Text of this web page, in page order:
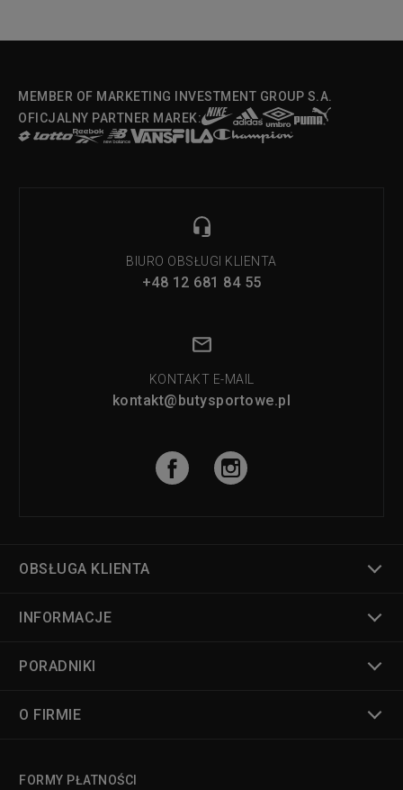
MEMBER OF MARKETING INVESTMENT GROUP S.A.
OFICJALNY PARTNER MAREK:
BIURO OBSŁUGI KLIENTA
+48 12 681 84 55
KONTAKT E-MAIL
kontakt@butysportowe.pl
OBSŁUGA KLIENTA
INFORMACJE
PORADNIKI
O FIRMIE
FORMY PŁATNOŚCI